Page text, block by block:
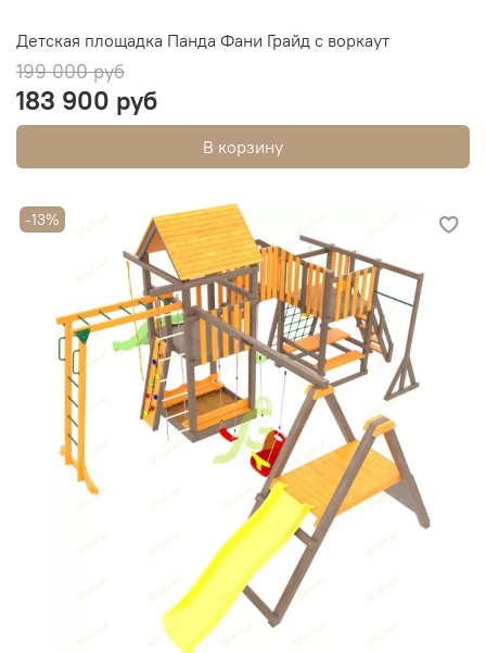
Детская площадка Панда Фани Грайд с воркаут
199 000 руб
183 900 руб
В корзину
-13%